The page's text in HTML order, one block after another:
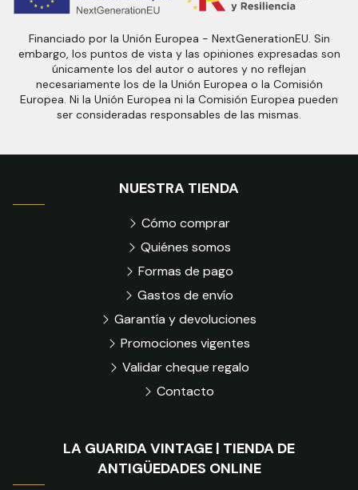
Financiado por la Unión Europea - NextGenerationEU. Sin
embargo, los puntos de vista y las opiniones expresadas son
únicamente los del autor o autores y no reflejan
necesariamente los de la Unión Europea o la Comisión
Europea. Ni la Unión Europea ni la Comisión Europea pueden
ser consideradas responsables de las mismas.
LA GUARIDA VINTAGE | TIENDA DE
ANTIGÜEDADES ONLINE
NUESTRA TIENDA
Cómo comprar
Quiénes somos
Formas de pago
Gastos de envío
Garantía y devoluciones
Promociones vigentes
Validar cheque regalo
Contacto